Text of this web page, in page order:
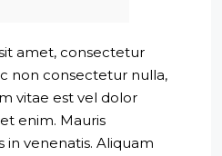
amet, consectetur
non consectetur nulla,
vitae est vel dolor
enim. Mauris
venenatis. Aliquam